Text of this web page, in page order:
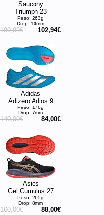
Saucony
Triumph 23
Peso: 263g
Drop: 10mm
190,99€ 102,94€
Adidas
Adizero Adios 9
Peso: 176g
Drop: 7mm
140,00€ 84,00€
Asics
Gel Cumulus 27
Peso: 265g
Drop: 8mm
160,00€ 88,00€